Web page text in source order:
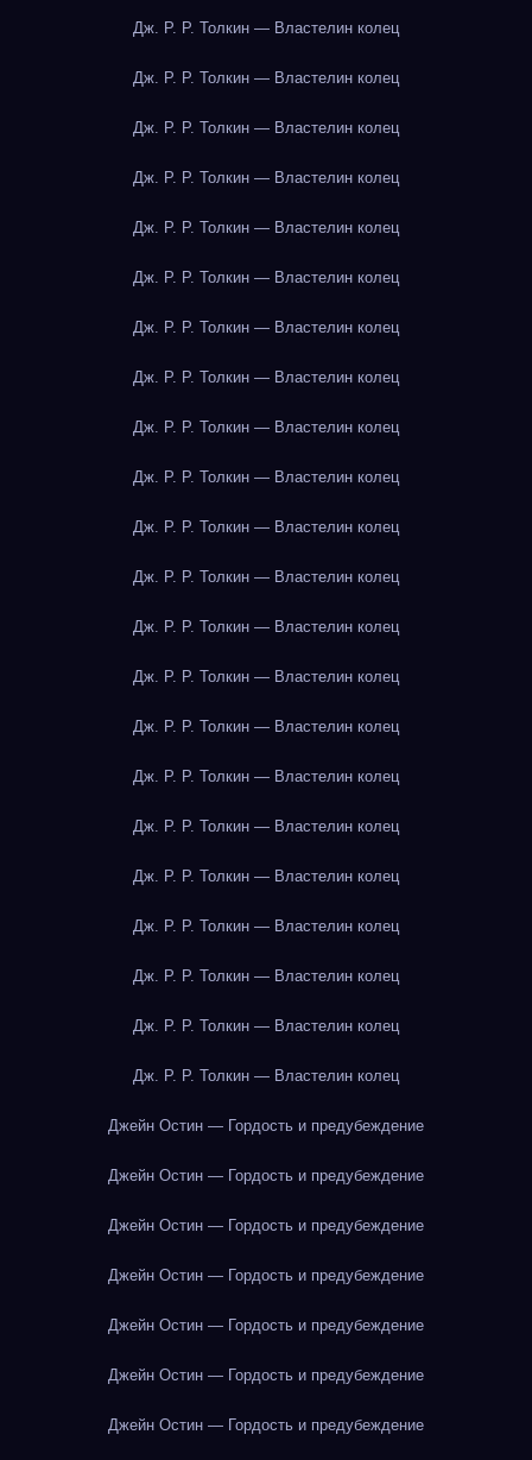
Дж. Р. Р. Толкин — Властелин колец
Дж. Р. Р. Толкин — Властелин колец
Дж. Р. Р. Толкин — Властелин колец
Дж. Р. Р. Толкин — Властелин колец
Дж. Р. Р. Толкин — Властелин колец
Дж. Р. Р. Толкин — Властелин колец
Дж. Р. Р. Толкин — Властелин колец
Дж. Р. Р. Толкин — Властелин колец
Дж. Р. Р. Толкин — Властелин колец
Дж. Р. Р. Толкин — Властелин колец
Дж. Р. Р. Толкин — Властелин колец
Дж. Р. Р. Толкин — Властелин колец
Дж. Р. Р. Толкин — Властелин колец
Дж. Р. Р. Толкин — Властелин колец
Дж. Р. Р. Толкин — Властелин колец
Дж. Р. Р. Толкин — Властелин колец
Дж. Р. Р. Толкин — Властелин колец
Дж. Р. Р. Толкин — Властелин колец
Дж. Р. Р. Толкин — Властелин колец
Дж. Р. Р. Толкин — Властелин колец
Дж. Р. Р. Толкин — Властелин колец
Дж. Р. Р. Толкин — Властелин колец
Джейн Остин — Гордость и предубеждение
Джейн Остин — Гордость и предубеждение
Джейн Остин — Гордость и предубеждение
Джейн Остин — Гордость и предубеждение
Джейн Остин — Гордость и предубеждение
Джейн Остин — Гордость и предубеждение
Джейн Остин — Гордость и предубеждение